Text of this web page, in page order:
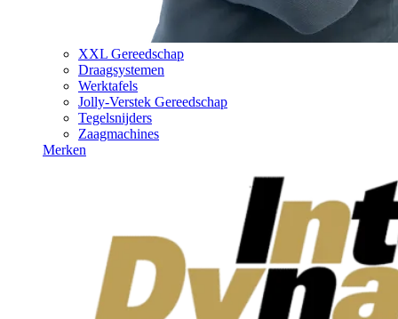
XXL Gereedschap
Draagsystemen
Werktafels
Jolly-Verstek Gereedschap
Tegelsnijders
Zaagmachines
Merken